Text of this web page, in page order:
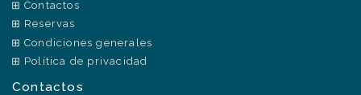
Contactos
Reservas
Condiciones generales
Política de privacidad
Contactos